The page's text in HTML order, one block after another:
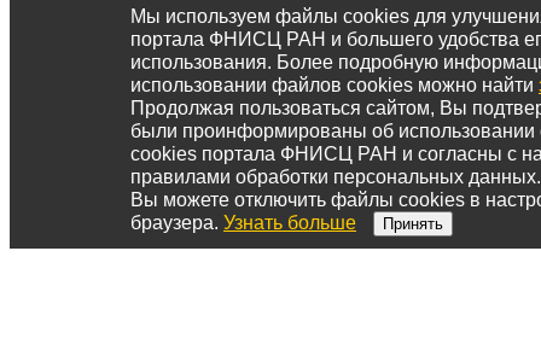
Мы используем файлы cookies для
портала ФНИСЦ РАН и большего удобства
использования. Более подробную
использовании файлов cookies можно найти
Продолжая пользоваться сайтом, Вы
были проинформированы об
cookies портала ФНИСЦ РАН и согласны с
правилами обработки персональных данных.
Вы можете отключить файлы cookies в
браузера. Узнать больше Принять